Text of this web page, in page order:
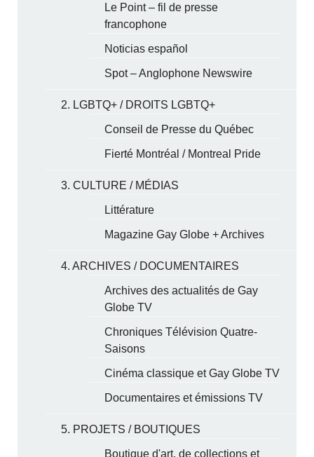
Le Point – fil de presse
francophone
Noticias español
Spot – Anglophone Newswire
2. LGBTQ+ / DROITS LGBTQ+
Conseil de Presse du Québec
Fierté Montréal / Montreal Pride
3. CULTURE / MÉDIAS
Littérature
Magazine Gay Globe + Archives
4. ARCHIVES / DOCUMENTAIRES
Archives des actualités de Gay
Globe TV
Chroniques Télévision Quatre-
Saisons
Cinéma classique et Gay Globe TV
Documentaires et émissions TV
5. PROJETS / BOUTIQUES
Boutique d'art, de collections et